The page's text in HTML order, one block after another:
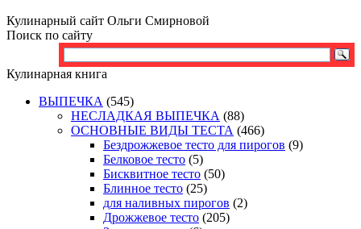
Кулинарный сайт Ольги Смирновой
Поиск по сайту
Кулинарная книга
ВЫПЕЧКА (545)
НЕСЛАДКАЯ ВЫПЕЧКА (88)
ОСНОВНЫЕ ВИДЫ ТЕСТА (466)
Бездрожжевое тесто для пирогов (9)
Белковое тесто (5)
Бисквитное тесто (50)
Блинное тесто (25)
для наливных пирогов (2)
Дрожжевое тесто (205)